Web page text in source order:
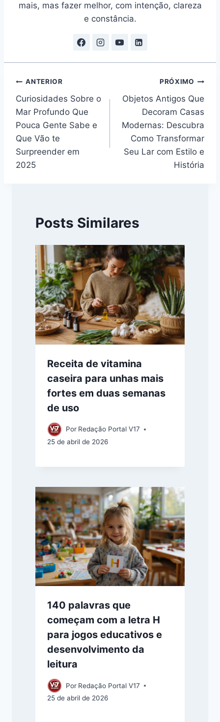
mais, mas fazer melhor, com intenção, clareza
e constância.
Navegação
de
Post
ANTERIOR
Curiosidades Sobre o
Mar Profundo Que
Pouca Gente Sabe e
Que Vão te
Surpreender em
2025
PRÓXIMO
Objetos Antigos Que
Decoram Casas
Modernas: Descubra
Como Transformar
Seu Lar com Estilo e
História
Posts Similares
Receita de vitamina
caseira para unhas mais
fortes em duas semanas
de uso
Por Redação Portal V17
25 de abril de 2026
140 palavras que
começam com a letra H
para jogos educativos e
desenvolvimento da
leitura
Por Redação Portal V17
25 de abril de 2026